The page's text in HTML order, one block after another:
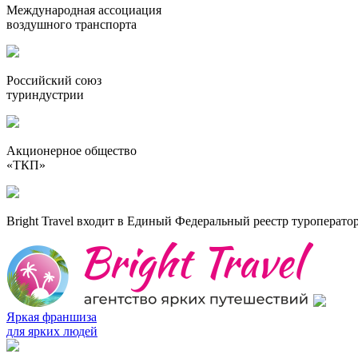
Международная ассоциация
воздушного транспорта
Российский союз
туриндустрии
Акционерное общество
«ТКП»
Bright Travel входит в Единый Федеральный реестр
Яркая франшиза
для ярких людей